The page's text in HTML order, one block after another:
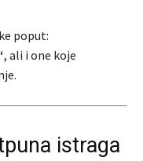
poput:
, ali i one koje
istraga